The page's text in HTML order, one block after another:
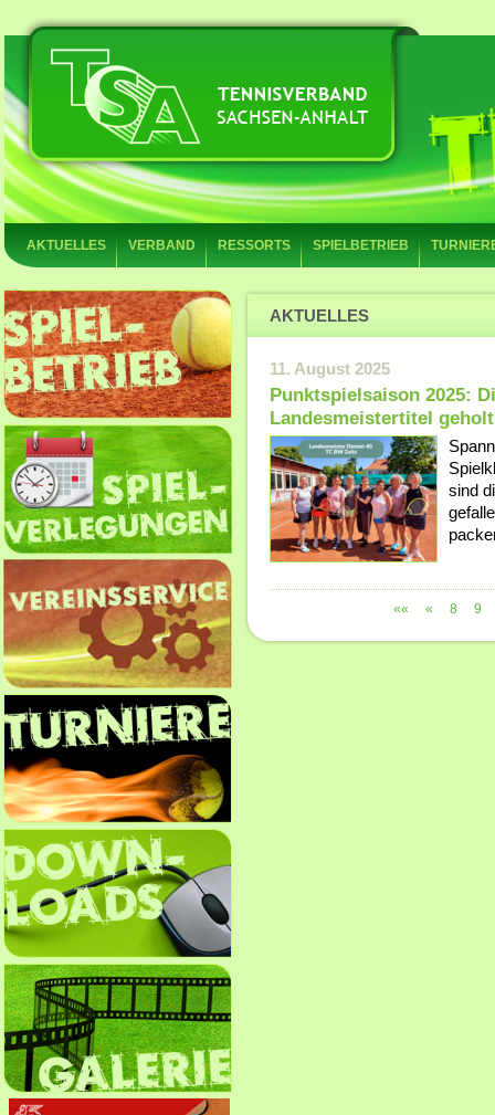
AKTUELLES VERBAND RESSORTS SPIELBETRIEB
AKTUELLES
11. August 2025
Punktspielsaison 2025:
Landesmeistertitel
sind
«« « 8 9